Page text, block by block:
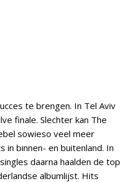
te brengen. In Tel Aviv
finale. Slechter kan The
sowieso veel meer
in binnen- en buitenland. In
daarna haalden de top
albumlijst. Hits